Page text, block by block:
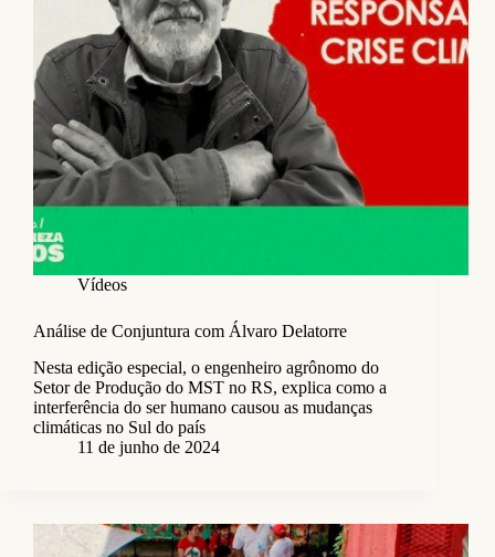
Vídeos
Análise de Conjuntura com Álvaro Delatorre
Nesta edição especial, o engenheiro agrônomo do
Setor de Produção do MST no RS, explica como a
interferência do ser humano causou as mudanças
climáticas no Sul do país
11 de junho de 2024